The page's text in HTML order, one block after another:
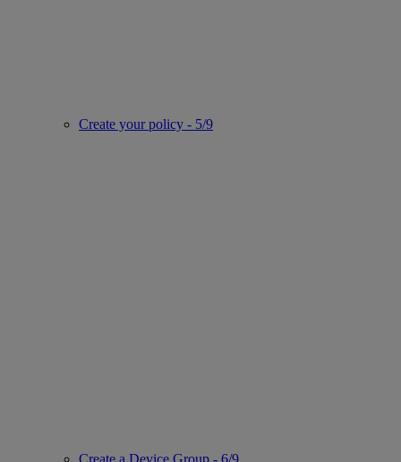
Create your policy - 5/9
Create a Device Group - 6/9